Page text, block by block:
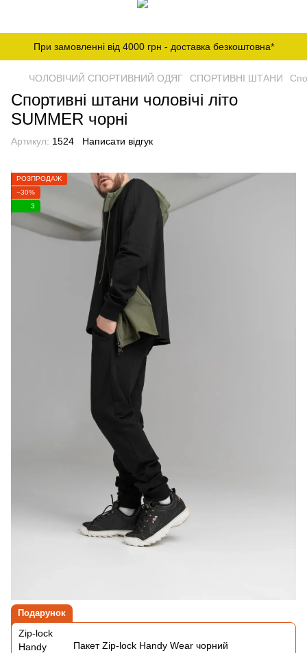
При замовленні від 4000 грн - доставка безкоштовна*
ЧОЛОВІЧИЙ СПОРТИВНИЙ ОДЯГ СПОРТИВНІ ШТАНИ
Спортивні штани чоловічі літо
SUMMER чорні
Артикул: 1524 Написати відгук
РОЗПРОДАЖ
−30%
3
Подарунок
Пакет Zip-lock Handy Wear чорний